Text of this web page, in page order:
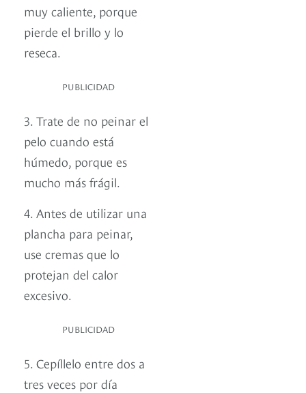
muy caliente, porque
pierde el brillo y lo
reseca.
PUBLICIDAD
3. Trate de no peinar el
pelo cuando está
húmedo, porque es
mucho más frágil.
4. Antes de utilizar una
plancha para peinar,
use cremas que lo
protejan del calor
excesivo.
PUBLICIDAD
5. Cepíllelo entre dos a
tres veces por día